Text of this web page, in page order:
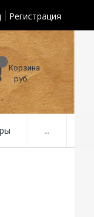
Регистрация
Корзина
руб.
...